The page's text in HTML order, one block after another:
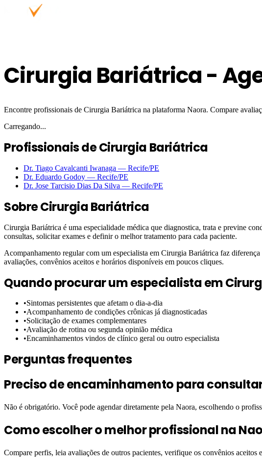
Cirurgia Bariátrica -
Encontre profissionais de Cirurgia Bariátrica na plataforma Naora. Compare
Carregando...
Profissionais de Cirurgia Bariátrica
Dr. Tiago Cavalcanti Iwanaga — Recife/PE
Dr. Eduardo Godoy — Recife/PE
Dr. Jose Tarcisio Dias Da Silva — Recife/PE
SobreCirurgia Bariátrica
Cirurgia Bariátrica é uma especialidade médica que diagnostica, trata e previne
consultas, solicitar exames e definir o melhor tratamento para cada paciente.
Acompanhamento regular com um especialista em Cirurgia Bariátrica faz
avaliações, convênios aceitos e horários disponíveis em poucos cliques.
Quando procurar um especialista em
•Sintomas persistentes que afetam o dia-a-dia
•Acompanhamento de condições crônicas já diagnosticadas
•Solicitação de exames complementares
•Avaliação de rotina ou segunda opinião médica
•Encaminhamentos vindos de clínico geral ou outro especialista
Perguntas frequentes
Preciso de encaminhamento para
Não é obrigatório. Você pode agendar diretamente pela Naora, escolhendo o
Como escolher o melhor profissional na
Compare perfis, leia avaliações de outros pacientes, verifique os convênios